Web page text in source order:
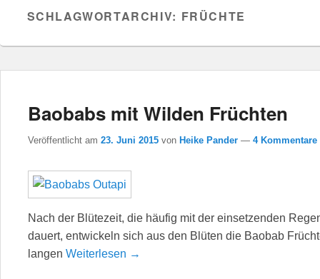
SCHLAGWORTARCHIV: FRÜCHTE
Baobabs mit Wilden Früchten
Veröffentlicht am 23. Juni 2015 von Heike Pander — 4 Kommentare
Nach der Blütezeit, die häufig mit der einsetzenden
dauert, entwickeln sich aus den Blüten die Baobab
langen Weiterlesen →